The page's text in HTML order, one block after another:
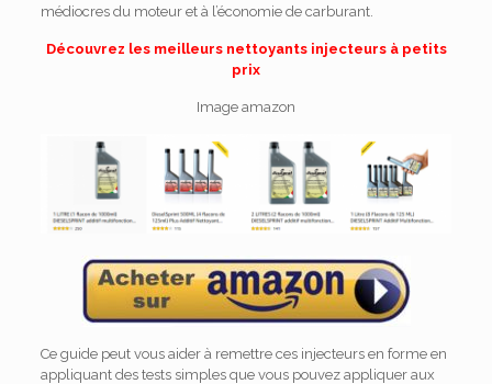
médiocres du moteur et à l’économie de carburant.
Découvrez les meilleurs nettoyants injecteurs à petits
prix
Image amazon
Ce guide peut vous aider à remettre ces injecteurs en forme en
appliquant des tests simples que vous pouvez appliquer aux